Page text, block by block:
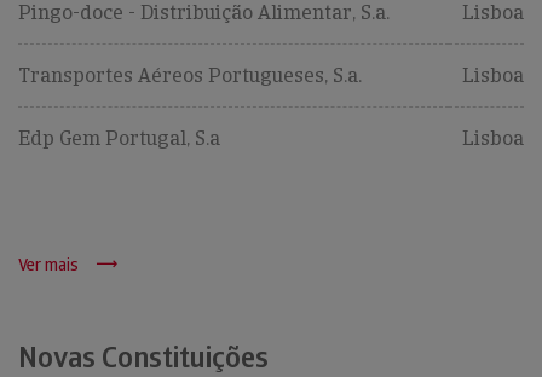
Pingo-doce - Distribuição Alimentar, S.a. Lisboa
Transportes Aéreos Portugueses, S.a. Lisboa
Edp Gem Portugal, S.a Lisboa
Ver mais
Novas Constituições